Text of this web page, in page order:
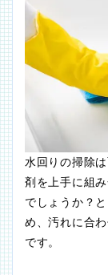
水回りの掃除
剤を上手に組
でしょうか？
め、汚れに合
です。